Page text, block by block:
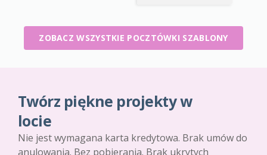
ZOBACZ WSZYSTKIE POCZTÓWKI SZABLONY
Twórz piękne projekty w
locie
Nie jest wymagana karta kredytowa. Brak umów do
anulowania. Bez pobierania. Brak ukrytych